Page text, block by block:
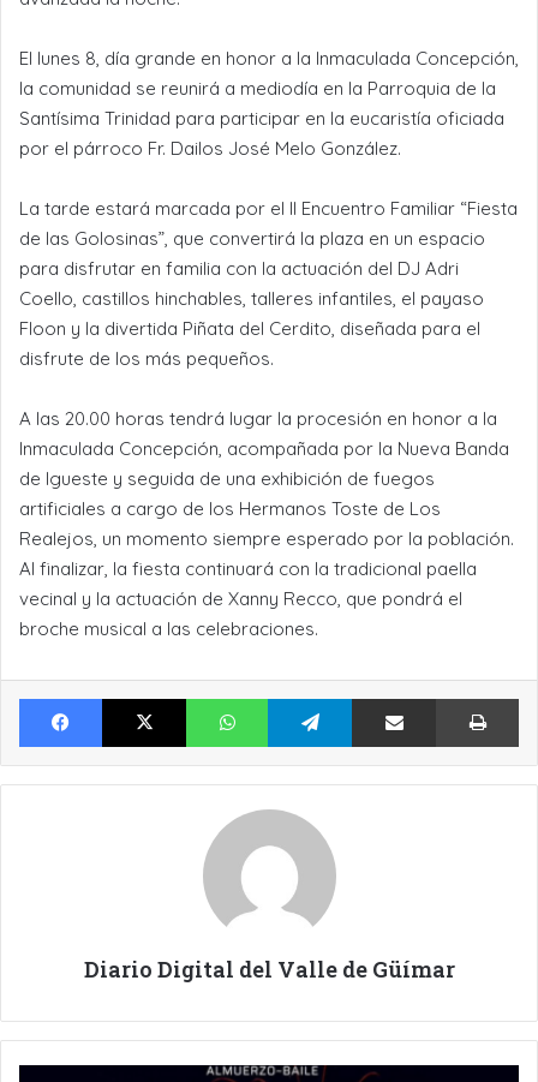
El lunes 8, día grande en honor a la Inmaculada Concepción,
la comunidad se reunirá a mediodía en la Parroquia de la
Santísima Trinidad para participar en la eucaristía oficiada
por el párroco Fr. Dailos José Melo González.
La tarde estará marcada por el II Encuentro Familiar “Fiesta
de las Golosinas”, que convertirá la plaza en un espacio
para disfrutar en familia con la actuación del DJ Adri
Coello, castillos hinchables, talleres infantiles, el payaso
Floon y la divertida Piñata del Cerdito, diseñada para el
disfrute de los más pequeños.
A las 20.00 horas tendrá lugar la procesión en honor a la
Inmaculada Concepción, acompañada por la Nueva Banda
de Igueste y seguida de una exhibición de fuegos
artificiales a cargo de los Hermanos Toste de Los
Realejos, un momento siempre esperado por la población.
Al finalizar, la fiesta continuará con la tradicional paella
vecinal y la actuación de Xanny Recco, que pondrá el
broche musical a las celebraciones.
Facebook X WhatsApp Telegram Compartir por Email
Diario Digital del Valle de Güímar